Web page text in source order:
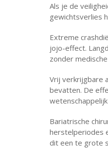
Als je de
gewichtsverlies
Extreme
jojo-effect.
zonder
Vrij verkrijgbare
bevatten. De
Bariatrische
herstelperiodes
dit een te grote